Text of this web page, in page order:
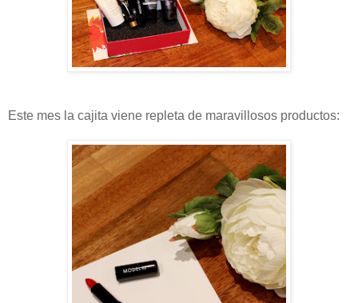
Este mes la cajita viene repleta de maravillosos productos: